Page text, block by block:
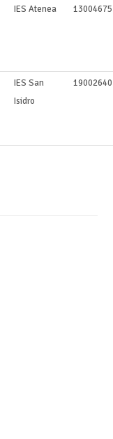
IES Atenea 13004675
IES San
Isidro
19002640